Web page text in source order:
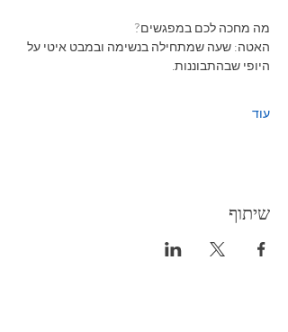
מה‭ ‬מחכה‭ ‬לכם‭ ‬במפגשים‭?‬
‬היופי‭ ‬שבהתבוננות‭.‬
עוד
שיתוף